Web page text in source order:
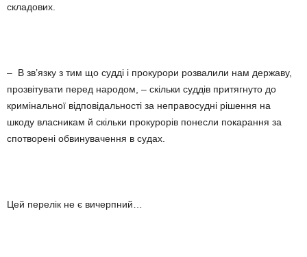
складових.
– В зв’язку з тим що судді і прокурори розвалили нам державу,
прозвітувати перед народом, – скільки суддів притягнуто до
кримінальної відповідальності за неправосудні рішення на
шкоду власникам й скільки прокурорів понесли покарання за
спотворені обвинувачення в судах.
Цей перелік не є вичерпний…